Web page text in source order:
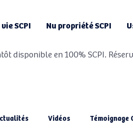
SCPI Nu propriété SCPI
disponible en 100% SCPI.
Vidéos Témoignage